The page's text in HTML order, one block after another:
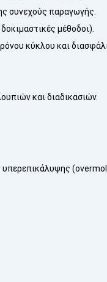
συνεχούς παραγωγής.
μέθοδοι).
κύκλου και
και διαδικασιών.